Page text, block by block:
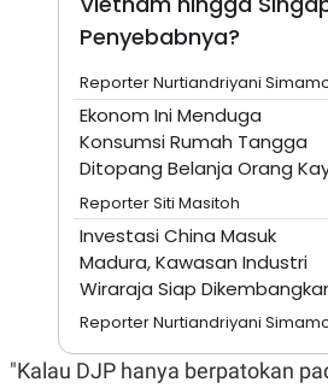
R
Penyebabnya?
Reporter Nurtiandriyani
Ekonom Ini Menduga
Konsumsi Rumah Tangga
Ditopang Belanja Orang
Reporter Siti Masitoh
Investasi China Masuk
Madura, Kawasan Industri
Wiraraja Siap
Reporter Nurtiandriyani
"Kalau DJP hanya berpatokan